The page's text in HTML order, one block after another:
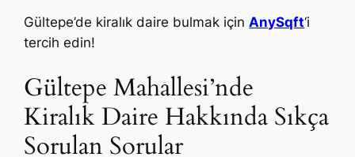
Gültepe’de kiralık daire bulmak içinAnySqft‘i
tercih edin!
Gültepe Mahallesi’nde
Kiralık Daire Hakkında Sıkça
Sorulan Sorular